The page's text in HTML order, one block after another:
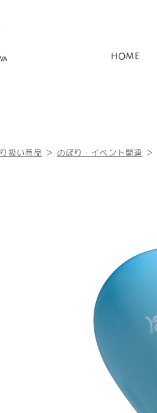
HOME
扱い商品 ＞ のぼり・イベント関連 ＞